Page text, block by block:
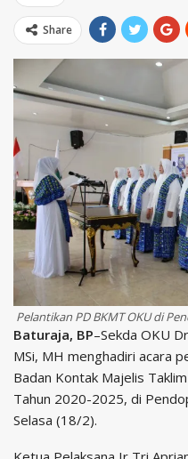
Share
Pelantikan PD BKMT OKU di
Baturaja, BP–Sekda OKU
MSi, MH menghadiri acara
Badan Kontak Majelis
Tahun 2020-2025, di
Selasa (18/2).